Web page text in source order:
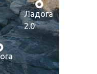
Ладога
2.0